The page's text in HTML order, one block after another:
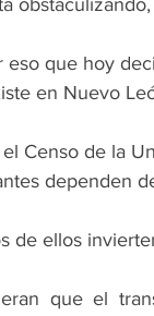
eso que hoy
en Nuevo
Censo de la
dependen
de ellos
que el